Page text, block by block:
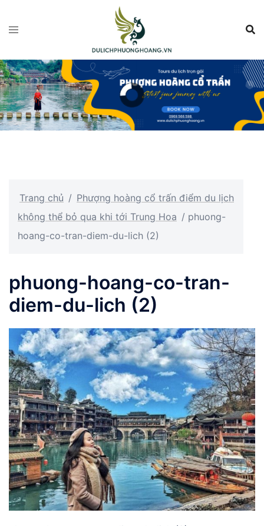
đến
dung
Trang chủ / Phượng hoàng cổ trấn điểm du lịch
không thể bỏ qua khi tới Trung Hoa / phuong-
hoang-co-tran-diem-du-lich (2)
phuong-hoang-co-tran-
diem-du-lich (2)